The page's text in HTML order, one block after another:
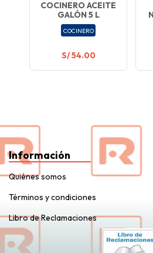
COCINERO ACEITE
GALÓN 5 L
COCINERO
S/ 54.00
Información
Quiénes somos
Términos y condiciones
Libro de Reclamaciones